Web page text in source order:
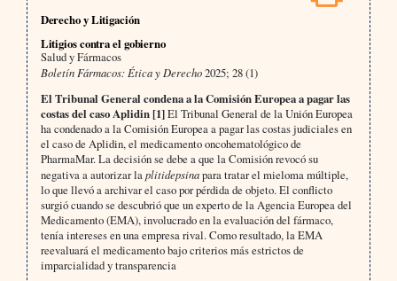
Derecho y Litigación
Litigios contra el gobierno
Salud y Fármacos
Boletín Fármacos: Ética y Derecho2025; 28 (1)
El Tribunal General condena a la Comisión Europea a pagar las
costas del caso Aplidin [1]El Tribunal General de la Unión Europea
ha condenado a la Comisión Europea a pagar las costas judiciales en
el caso de Aplidin, el medicamento oncohematológico de
PharmaMar. La decisión se debe a que la Comisión revocó su
negativa a autorizar laplitidepsinapara tratar el mieloma múltiple,
lo que llevó a archivar el caso por pérdida de objeto. El conflicto
surgió cuando se descubrió que un experto de la Agencia Europea del
Medicamento (EMA), involucrado en la evaluación del fármaco,
tenía intereses en una empresa rival. Como resultado, la EMA
reevaluará el medicamento bajo criterios más estrictos de
imparcialidad y transparencia